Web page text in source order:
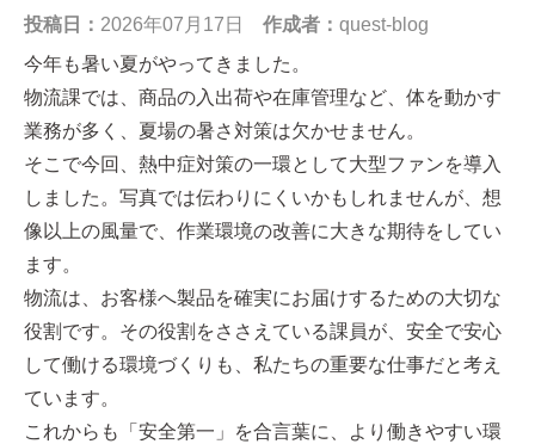
投稿日： 2026年07月17日 作成者： quest-blog
今年も暑い夏がやってきました。
物流課では、商品の入出荷や在庫管理など、体を動かす
業務が多く、夏場の暑さ対策は欠かせません。
そこで今回、熱中症対策の一環として大型ファンを導入
しました。写真では伝わりにくいかもしれませんが、想
像以上の風量で、作業環境の改善に大きな期待をしてい
ます。
物流は、お客様へ製品を確実にお届けするための大切な
役割です。その役割をささえている課員が、安全で安心
して働ける環境づくりも、私たちの重要な仕事だと考え
ています。
これからも「安全第一」を合言葉に、より働きやすい環